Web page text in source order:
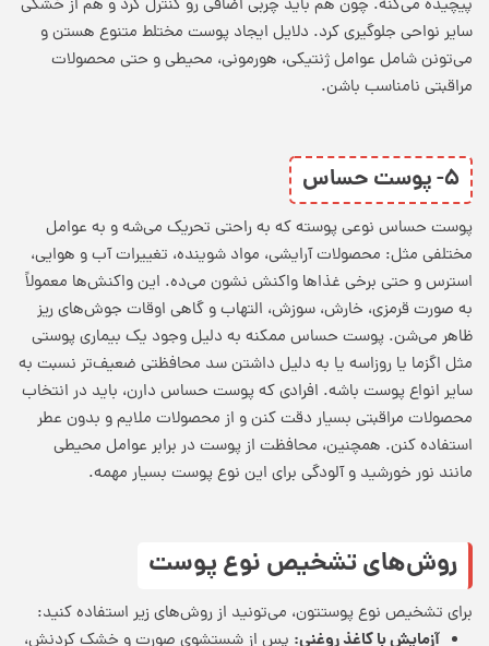
پیچیده می‌کنه. چون هم باید چربی اضافی رو کنترل کرد و هم از خشکی
سایر نواحی جلوگیری کرد. دلایل ایجاد پوست مختلط متنوع هستن و
می‌تونن شامل عوامل ژنتیکی، هورمونی، محیطی و حتی محصولات
مراقبتی نامناسب باشن.
۵- پوست حساس
پوست حساس نوعی پوسته که به راحتی تحریک می‌شه و به عوامل
مختلفی مثل: محصولات آرایشی، مواد شوینده، تغییرات آب و هوایی،
استرس و حتی برخی غذاها واکنش نشون می‌ده. این واکنش‌ها معمولاً
به صورت قرمزی، خارش، سوزش، التهاب و گاهی اوقات جوش‌های ریز
ظاهر می‌شن. پوست حساس ممکنه به دلیل وجود یک بیماری پوستی
مثل اگزما یا روزاسه یا به دلیل داشتن سد محافظتی ضعیف‌تر نسبت به
سایر انواع پوست باشه. افرادی که پوست حساس دارن، باید در انتخاب
محصولات مراقبتی بسیار دقت کنن و از محصولات ملایم و بدون عطر
استفاده کنن. همچنین، محافظت از پوست در برابر عوامل محیطی
مانند نور خورشید و آلودگی برای این نوع پوست بسیار مهمه.
روش‌های تشخیص نوع پوست
برای تشخیص نوع پوستتون، می‌تونید از روش‌های زیر استفاده کنید:
آزمایش با کاغذ روغنی: پس از شستشوی صورت و خشک کردنش،